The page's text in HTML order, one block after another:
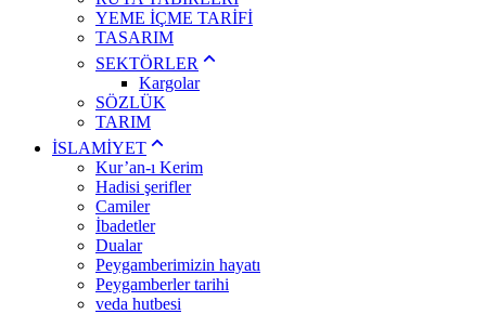
YEME İÇME TARİFİ
TASARIM
SEKTÖRLER
Kargolar
SÖZLÜK
TARIM
İSLAMİYET
Kur’an-ı Kerim
Hadisi şerifler
Camiler
İbadetler
Dualar
Peygamberimizin hayatı
Peygamberler tarihi
veda hutbesi